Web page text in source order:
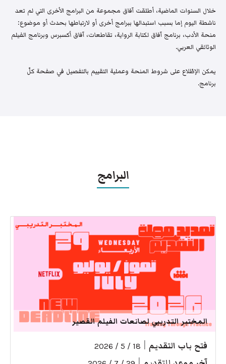
خلال السنوات الماضية، أطلقت آفاق مجموعة من البرامج الأخرى التي لم تعد
ناشطة اليوم إما بسبب استبدالها ببرامج أخرى أو لارتباطها بحدث أو موضوع:
منحة الأدب، برنامج آفاق لكتابة الرواية، تقاطعات، آفاق أكسبرس وبرنامج الفيلم
الوثائقي العربي.
يمكن الإطّلاع على شروط المنحة وعملية التقييم بالتفصيل في صفحة كلّ
برنامج.
البرامج
المختبر التدريبي لصانعات الفيلم القصير
فتح باب التقديم 18 / 5 / 2026